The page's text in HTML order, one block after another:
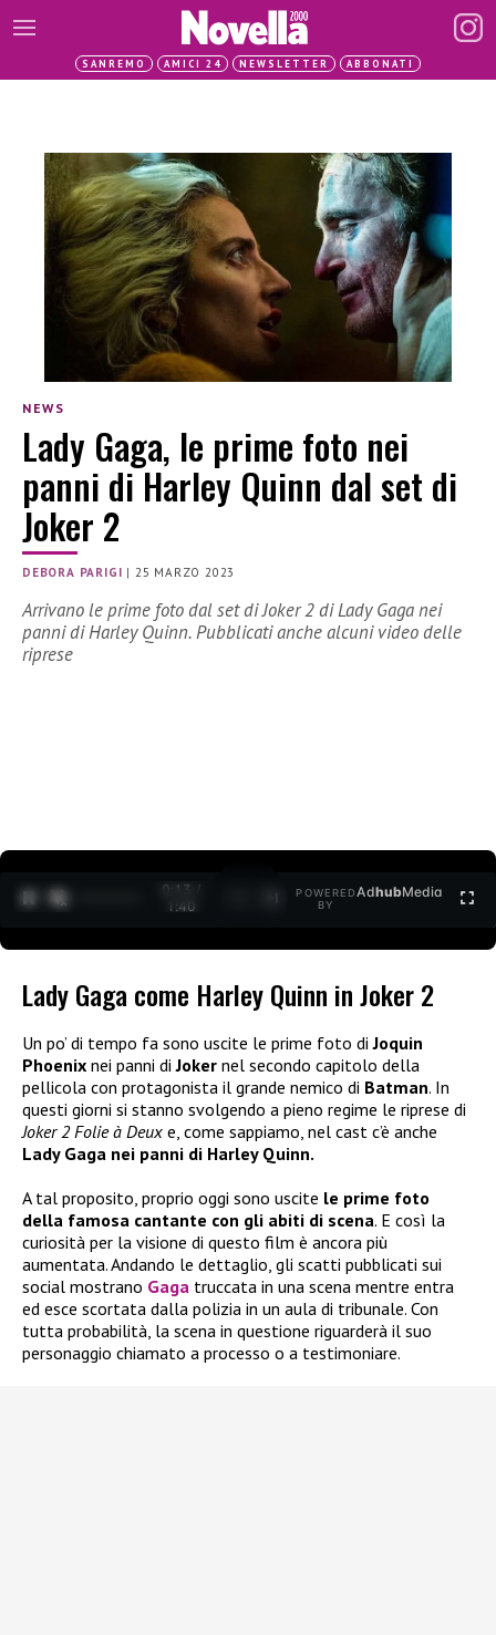
SANREMO AMICI 24 NEWSLETTER ABBONATI
NEWS
Lady Gaga, le prime foto nei
panni di Harley Quinn dal set di
Joker 2
DEBORA PARIGI | 25 MARZO 2023
Arrivano le prime foto dal set di Joker 2 di Lady Gaga nei
panni di Harley Quinn. Pubblicati anche alcuni video delle
riprese
0:14 /
1:40
POWERED
BY
AdhubMedia
Lady Gaga come Harley Quinn in Joker 2
Un po’ di tempo fa sono uscite le prime foto diJoquin
Phoenix nei panni diJoker nel secondo capitolo della
pellicola con protagonista il grande nemico di Batman. In
questi giorni si stanno svolgendo a pieno regime le riprese di
Joker 2 Folie à Deux e, come sappiamo, nel cast c’è anche
Lady Gaga nei panni di Harley Quinn.
A tal proposito, proprio oggi sono uscite le prime foto
della famosa cantante con gli abiti di scena. E così la
curiosità per la visione di questo film è ancora più
aumentata. Andando le dettaglio, gli scatti pubblicati sui
social mostrano Gaga truccata in una scena mentre entra
ed esce scortata dalla polizia in un aula di tribunale. Con
tutta probabilità, la scena in questione riguarderà il suo
personaggio chiamato a processo o a testimoniare.